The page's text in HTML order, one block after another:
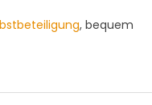
, bequem